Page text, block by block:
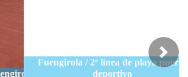
/ 2ª línea de playa puerto
Next